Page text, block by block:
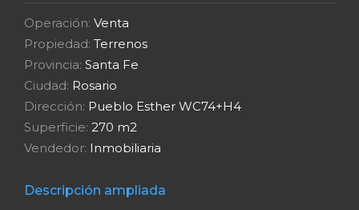
Operación: Venta
Propiedad: Terrenos
Provincia: Santa Fe
Ciudad: Rosario
Dirección: Pueblo Esther WC74+H4
Superficie: 270 m2
Vendedor: Inmobiliaria
Descripción ampliada